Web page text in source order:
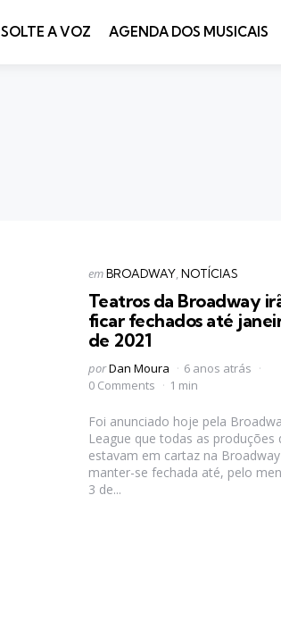
SOLTE A VOZ AGENDA DOS MUSICAIS
Categorias
Postado
em BROADWAY NOTÍCIAS
Teatros da Broadway
ficar fechados até
de 2021
Postado
por
porDan Moura
6 anos atrás
0 Comments
1 min
Foi anunciado hoje pela
League que todas as produções
estavam em cartaz na
manter-se fechada até, pelo
3 de...